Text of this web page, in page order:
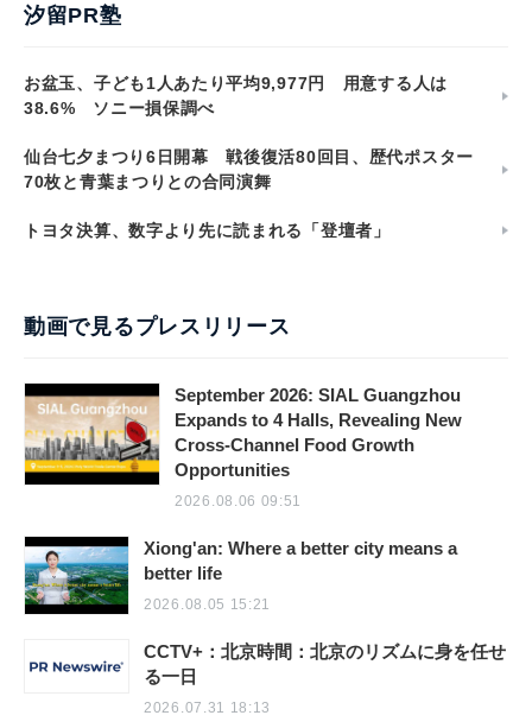
汐留PR塾
お盆玉、子ども1人あたり平均9,977円 用意する人は
38.6% ソニー損保調べ
仙台七夕まつり6日開幕 戦後復活80回目、歴代ポスター
70枚と青葉まつりとの合同演舞
トヨタ決算、数字より先に読まれる「登壇者」
動画で見るプレスリリース
September 2026: SIAL Guangzhou
Expands to 4 Halls, Revealing New
Cross-Channel Food Growth
Opportunities
2026.08.06 09:51
Xiong'an: Where a better city means a
better life
2026.08.05 15:21
CCTV+：北京時間：北京のリズムに身を任せ
る一日
2026.07.31 18:13